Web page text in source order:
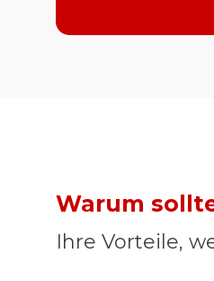
Warum
Ihre Vorteile,